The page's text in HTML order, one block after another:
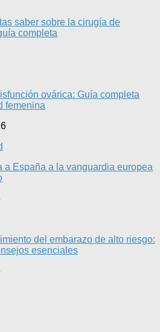
saber sobre la cirugía de
completa
ovárica: Guía completa
femenina
a España a la vanguardia europea
del embarazo de alto riesgo:
esenciales